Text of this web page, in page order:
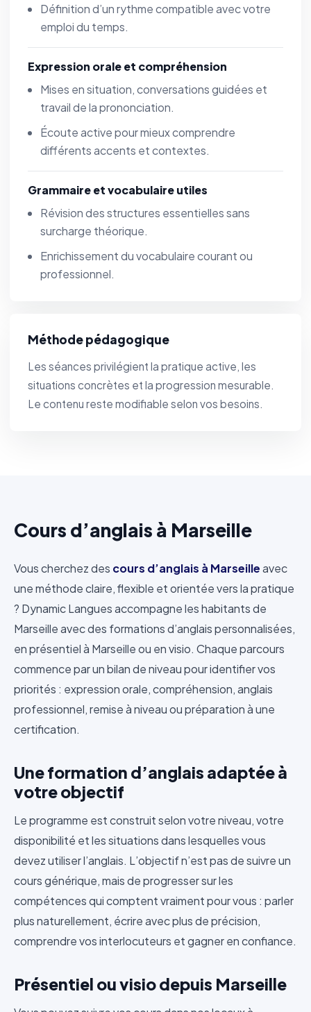
Définition d’un rythme compatible avec votre
emploi du temps.
Expression orale et compréhension
Mises en situation, conversations guidées et
travail de la prononciation.
Écoute active pour mieux comprendre
différents accents et contextes.
Grammaire et vocabulaire utiles
Révision des structures essentielles sans
surcharge théorique.
Enrichissement du vocabulaire courant ou
professionnel.
Méthode pédagogique
Les séances privilégient la pratique active, les
situations concrètes et la progression mesurable.
Le contenu reste modifiable selon vos besoins.
Cours d’anglais à Marseille
Vous cherchez des cours d’anglais à Marseilleavec
une méthode claire, flexible et orientée vers la pratique
? Dynamic Langues accompagne les habitants de
Marseille avec des formations d’anglais personnalisées,
en présentiel à Marseille ou en visio. Chaque parcours
commence par un bilan de niveau pour identifier vos
priorités : expression orale, compréhension, anglais
professionnel, remise à niveau ou préparation à une
certification.
Une formation d’anglais adaptée à
votre objectif
Le programme est construit selon votre niveau, votre
disponibilité et les situations dans lesquelles vous
devez utiliser l’anglais. L’objectif n’est pas de suivre un
cours générique, mais de progresser sur les
compétences qui comptent vraiment pour vous : parler
plus naturellement, écrire avec plus de précision,
comprendre vos interlocuteurs et gagner en confiance.
Présentiel ou visio depuis Marseille